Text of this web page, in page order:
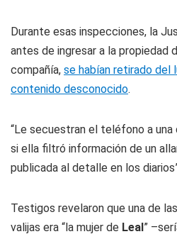
Durante esas inspecciones, la
antes de ingresar a la propiedad
compañía, se habían retirado del
contenido desconocido.
“Le secuestran el teléfono a una
si ella filtró información de un
publicada al detalle en los
Testigos revelaron que una de
valijas era “la mujer de Leal”